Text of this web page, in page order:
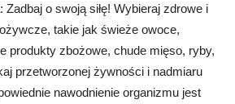
Zadbaj o swoją siłę! Wybieraj zdrowe i
takie jak świeże owoce,
produkty zbożowe, chude mięso, ryby,
przetworzonej żywności i nadmiaru
nawodnienie organizmu jest